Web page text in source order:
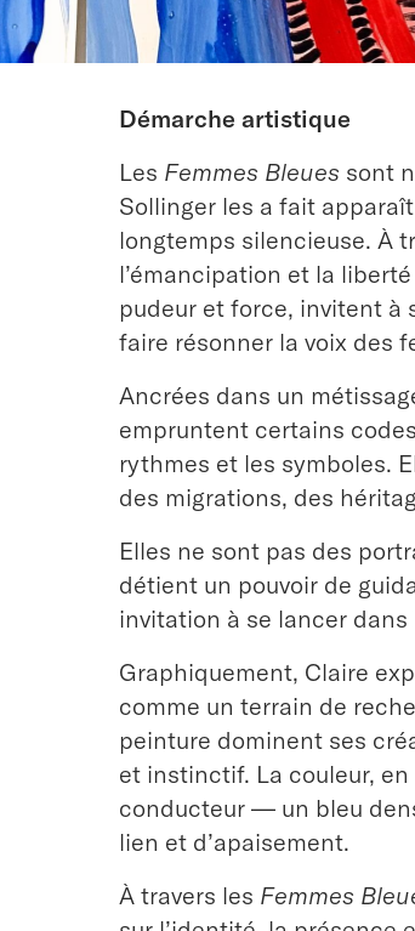
Démarche artistique
Les Femmes Bleues sont
Sollinger les a fait
longtemps silencieuse. À
l’émancipation et la
pudeur et force, invitent à
faire résonner la voix des
Ancrées dans un
empruntent certains
rythmes et les symboles.
des migrations, des
Elles ne sont pas des
détient un pouvoir de
invitation à se lancer dans
Graphiquement, Claire
comme un terrain de
peinture dominent ses
et instinctif. La couleur,
conducteur — un bleu
lien et d’apaisement.
À travers les Femmes